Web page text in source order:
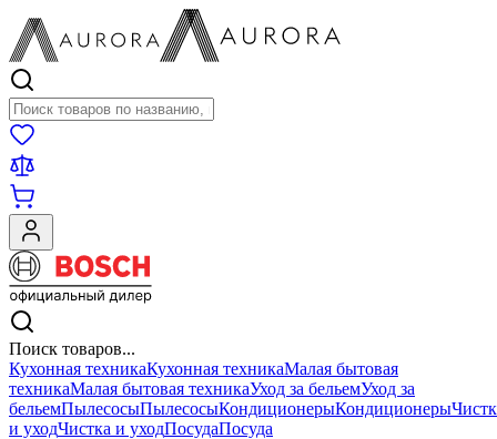
Поиск товаров
Поиск товаров...
Кухонная техникаКухонная техникаМалая бытовая
техникаМалая бытовая техникаУход за бельемУход за
бельемПылесосыПылесосыКондиционерыКондиционеры
и уходЧистка и уходПосудаПосуда